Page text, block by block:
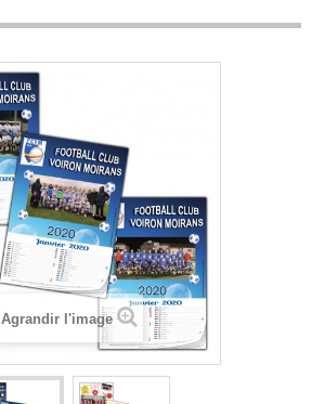
Agrandir l'image